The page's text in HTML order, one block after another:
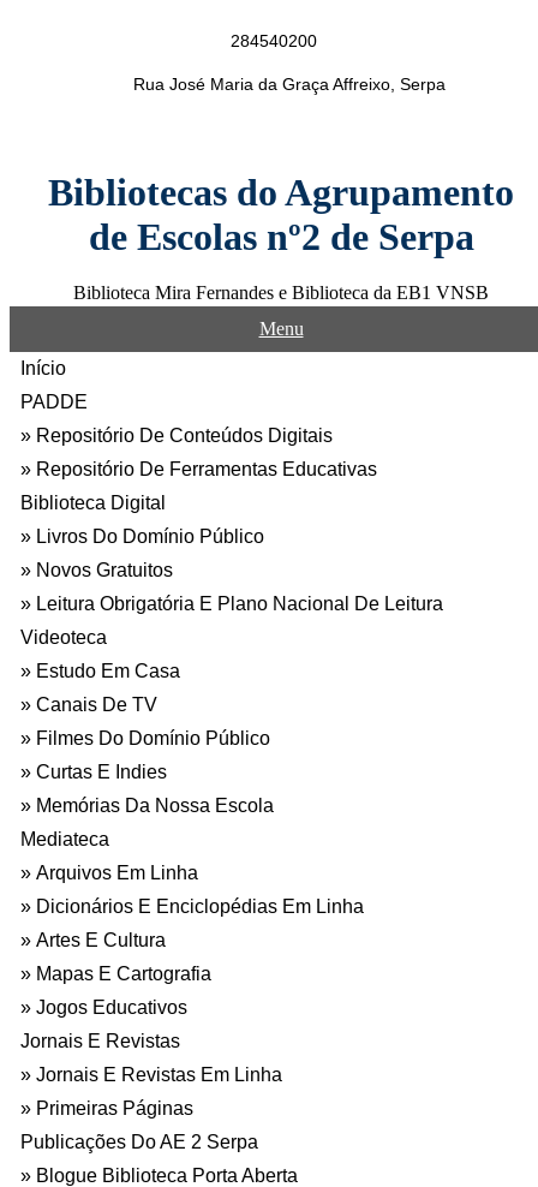
284540200
Rua José Maria da Graça Affreixo, Serpa
Bibliotecas do Agrupamento
de Escolas nº2 de Serpa
Biblioteca Mira Fernandes e Biblioteca da EB1 VNSB
Menu
Início
PADDE
Repositório De Conteúdos Digitais
Repositório De Ferramentas Educativas
Biblioteca Digital
Livros Do Domínio Público
Novos Gratuitos
Leitura Obrigatória E Plano Nacional De Leitura
Videoteca
Estudo Em Casa
Canais De TV
Filmes Do Domínio Público
Curtas E Indies
Memórias Da Nossa Escola
Mediateca
Arquivos Em Linha
Dicionários E Enciclopédias Em Linha
Artes E Cultura
Mapas E Cartografia
Jogos Educativos
Jornais E Revistas
Jornais E Revistas Em Linha
Primeiras Páginas
Publicações Do AE 2 Serpa
Blogue Biblioteca Porta Aberta